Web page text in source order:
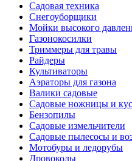
Садовая техника
Снегоуборщики
Мойки высокого
Газонокосилки
Триммеры для травы
Райдеры
Культиваторы
Аэраторы для газона
Валики садовые
Садовые ножницы и
Бензопилы
Садовые измельчители
Садовые пылесосы и
Мотобуры и ледорубы
Дровоколы